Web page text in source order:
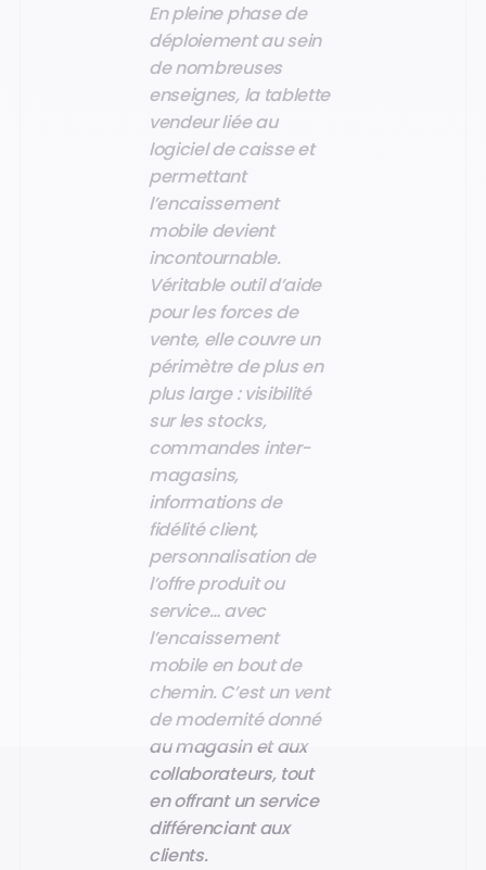
En pleine phase de
déploiement au sein
de nombreuses
enseignes, la tablette
vendeur liée au
logiciel de caisse et
permettant
l’encaissement
mobile devient
incontournable.
Véritable outil d’aide
pour les forces de
vente, elle couvre un
périmètre de plus en
plus large : visibilité
sur les stocks,
commandes inter-
magasins,
informations de
fidélité client,
personnalisation de
l’offre produit ou
service… avec
l’encaissement
mobile en bout de
chemin. C’est un vent
de modernité donné
au magasin et aux
collaborateurs, tout
en offrant un service
différenciant aux
clients.